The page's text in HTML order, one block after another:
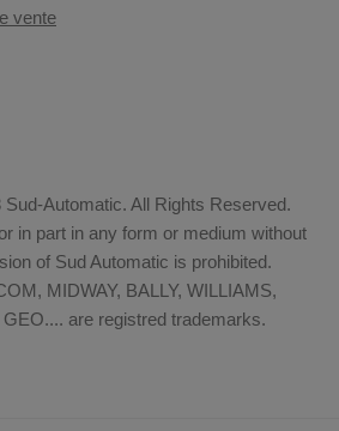
vente
Automatic. All Rights Reserved.
in part in any form or medium without
of Sud Automatic is prohibited.
MIDWAY, BALLY, WILLIAMS,
are registred trademarks.